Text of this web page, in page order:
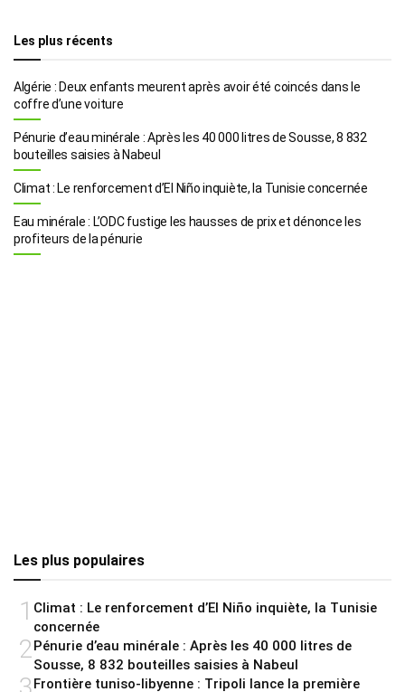
Les plus récents
Algérie : Deux enfants meurent après avoir été coincés dans le
coffre d’une voiture
Pénurie d’eau minérale : Après les 40 000 litres de Sousse, 8 832
bouteilles saisies à Nabeul
Climat : Le renforcement d’El Niño inquiète, la Tunisie concernée
Eau minérale : L’ODC fustige les hausses de prix et dénonce les
profiteurs de la pénurie
Les plus populaires
1 Climat : Le renforcement d’El Niño inquiète, la Tunisie
concernée
2Pénurie d’eau minérale : Après les 40 000 litres de
Sousse, 8 832 bouteilles saisies à Nabeul
Frontière tuniso-libyenne : Tripoli lance la première